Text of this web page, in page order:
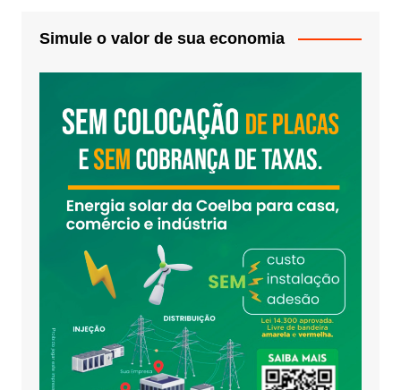
Simule o valor de sua economia